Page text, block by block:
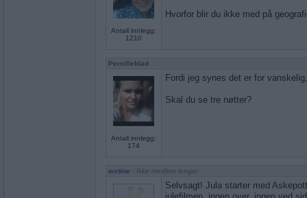
Antall innlegg:
1210
Hvorfor blir du ikke med på
Persilleblad
Antall innlegg:
174
Fordi jeg synes det er for
Skal du se tre nøtter?
wstine - Ikke medlem lenger
Selvsagt! Jula starter med